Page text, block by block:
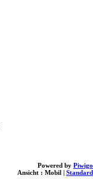
Powered by Piwigo
Ansicht : Mobil | Standard